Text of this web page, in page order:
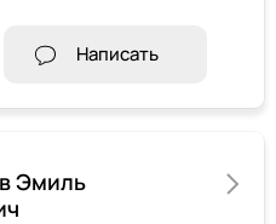
Написать
Эмиль